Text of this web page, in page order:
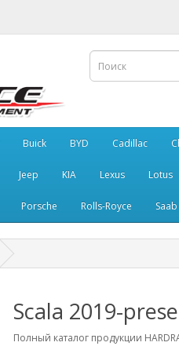
Buick BYD Cadillac
Jeep KIA Lexus Lotus
Porsche Rolls-Royce Saab
Scala 2019-
Полный каталог продукции